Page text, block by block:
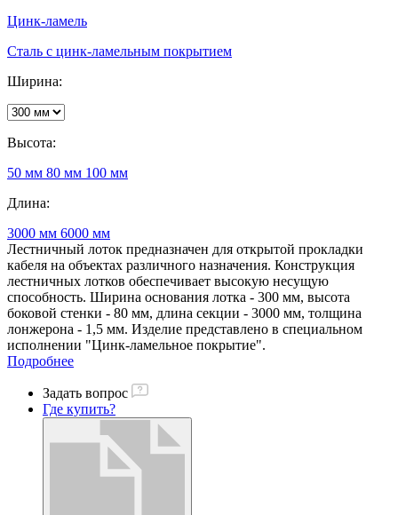
Цинк-ламель
Сталь с цинк-ламельным покрытием
Ширина:
Высота:
50 мм 80 мм 100 мм
Длина:
3000 мм 6000 мм
Лестничный лоток предназначен для открытой прокладки
кабеля на объектах различного назначения. Конструкция
лестничных лотков обеспечивает высокую несущую
способность. Ширина основания лотка - 300 мм, высота
боковой стенки - 80 мм, длина секции - 3000 мм, толщина
лонжерона - 1,5 мм. Изделие представлено в специальном
исполнении "Цинк-ламельное покрытие".
Подробнее
Задать вопрос
Где купить?